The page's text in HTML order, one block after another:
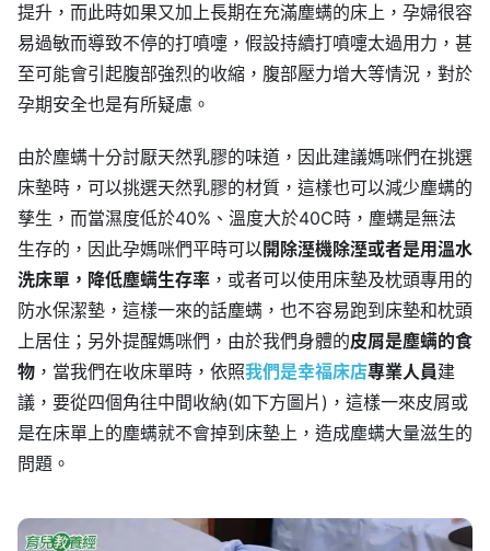
提升，而此時如果又加上長期在充滿塵螨的床上，孕婦很容
易過敏而導致不停的打噴嚏，假設持續打噴嚏太過用力，甚
至可能會引起腹部強烈的收縮，腹部壓力增大等情況，對於
孕期安全也是有所疑慮。
由於塵螨十分討厭天然乳膠的味道，因此建議媽咪們在挑選
床墊時，可以挑選天然乳膠的材質，這樣也可以減少塵螨的
孳生，而當濕度低於40%、溫度大於40C時，塵螨是無法
生存的，因此孕媽咪們平時可以開除溼機除溼或者是用溫水
洗床單，降低塵螨生存率 ，或者可以使用床墊及枕頭專用的
防水保潔墊，這樣一來的話塵螨，也不容易跑到床墊和枕頭
上居住；另外提醒媽咪們，由於我們身體的皮屑是塵螨的食
物 ，當我們在收床單時，依照我們是幸福床店專業人員建
議，要從四個角往中間收納(如下方圖片)，這樣一來皮屑或
是在床單上的塵螨就不會掉到床墊上，造成塵螨大量滋生的
問題。